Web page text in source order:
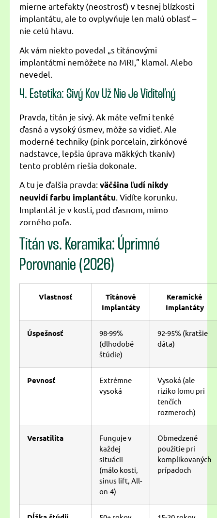
mierne artefakty (neostrosť) v tesnej blízkosti
implantátu, ale to ovplyvňuje len malú oblasť –
nie celú hlavu.
Ak vám niekto povedal „s titánovými
implantátmi nemôžete na MRI,” klamal. Alebo
nevedel.
4. Estetika: Sivý Kov Už Nie Je Viditeľný
Pravda, titán je sivý. Ak máte veľmi tenké
ďasná a vysoký úsmev, môže sa vidieť. Ale
moderné techniky (pink porcelain, zirkónové
nadstavce, lepšia úprava mäkkých tkanív)
tento problém riešia dokonale.
A tu je ďalšia pravda: väčšina ľudí nikdy
neuvidí farbu implantátu. Vidíte korunku.
Implantát je v kosti, pod ďasnom, mimo
zorného poľa.
Titán vs. Keramika: Úprimné
Porovnanie (2026)
Vlastnosť
Titánové
Implantáty
Keramické
Implantáty
Úspešnosť
98-99%
(dlhodobé
štúdie)
92-95% (kratšie
dáta)
Pevnosť
Extrémne
vysoká
Vysoká (ale
riziko lomu pri
tenčích
rozmeroch)
Versatilita
Funguje v
každej
situácii
(málo kosti,
sinus lift, All-
on-4)
Obmedzené
použitie pri
komplikovaných
prípadoch